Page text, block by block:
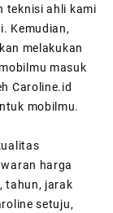
teknisi ahli kami
Kemudian,
melakukan
masuk
Caroline.id
mobilmu.
harga
tahun, jarak
setuju,